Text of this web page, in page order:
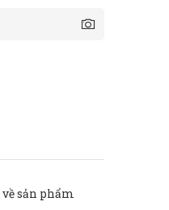
sản phẩm